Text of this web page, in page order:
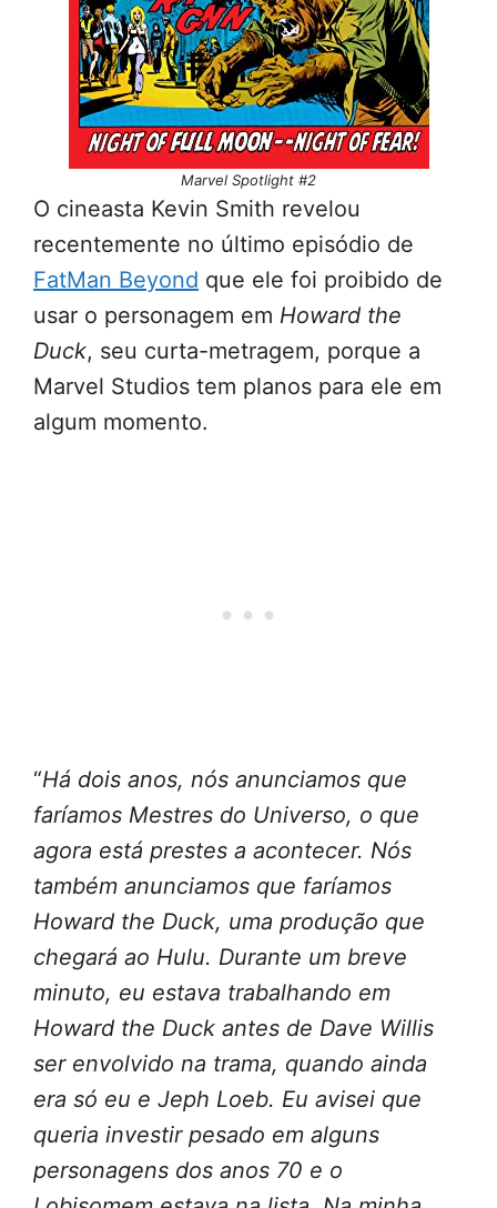
Marvel Spotlight #2
O cineasta Kevin Smith revelou
recentemente no último episódio de
FatMan Beyond que ele foi proibido de
usar o personagem em Howard the
Duck, seu curta-metragem, porque a
Marvel Studios tem planos para ele em
algum momento.
“Há dois anos, nós anunciamos que
faríamos Mestres do Universo, o que
agora está prestes a acontecer. Nós
também anunciamos que faríamos
Howard the Duck, uma produção que
chegará ao Hulu. Durante um breve
minuto, eu estava trabalhando em
Howard the Duck antes de Dave Willis
ser envolvido na trama, quando ainda
era só eu e Jeph Loeb. Eu avisei que
queria investir pesado em alguns
personagens dos anos 70 e o